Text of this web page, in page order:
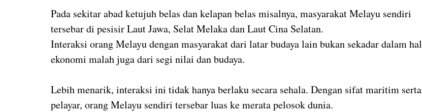
Pada sekitar abad ketujuh belas dan kelapan belas misalnya, masyarakat Melayu sendiri
tersebar di pesisir Laut Jawa, Selat Melaka dan Laut Cina Selatan.
Interaksi orang Melayu dengan masyarakat dari latar budaya lain bukan sekadar dalam hal
ekonomi malah juga dari segi nilai dan budaya.
Lebih menarik, interaksi ini tidak hanya berlaku secara sehala. Dengan sifat maritim serta
pelayar, orang Melayu sendiri tersebar luas ke merata pelosok dunia.